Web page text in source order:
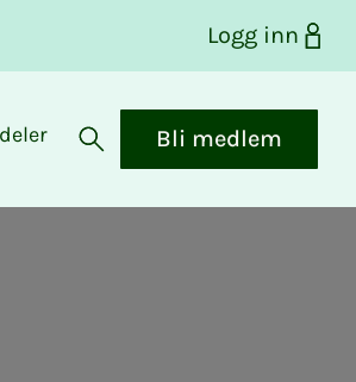
Logg inn
Åpne søk
Bli medlem